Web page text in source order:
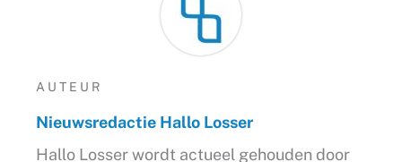
AUTEUR
Nieuwsredactie Hallo Losser
Hallo Losser wordt actueel gehouden door